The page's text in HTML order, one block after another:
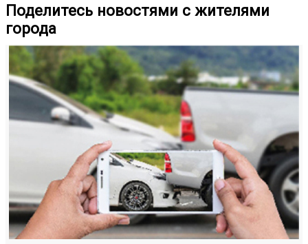
Поделитесь новостями с жителями
города